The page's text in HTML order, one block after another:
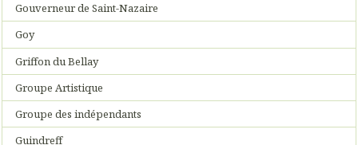
Gouverneur de Saint-Nazaire
Goy
Griffon du Bellay
Groupe Artistique
Groupe des indépendants
Guindreff